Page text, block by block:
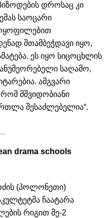
დროსაც კი
საოცარი
შთამბეჭდავი იყო,
ეს იყო სიცოცხლის
საღამო,
ამგვარი
რომ მშვიდობიანი
შესაძლებელია“.
drama schools
(პოლონეთი)
ჩაატარა
რიგით მე-2